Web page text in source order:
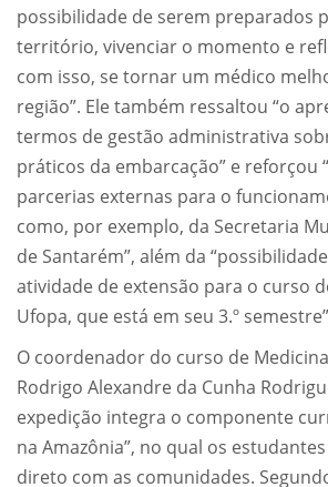
possibilidade de serem preparados
território, vivenciar o momento e
com isso, se tornar um médico
região”. Ele também ressaltou “o
termos de gestão administrativa
práticos da embarcação” e reforçou
parcerias externas para o
como, por exemplo, da Secretaria
de Santarém”, além da
atividade de extensão para o curso
Ufopa, que está em seu 3.º
O coordenador do curso de
Rodrigo Alexandre da Cunha
expedição integra o componente
na Amazônia”, no qual os
direto com as comunidades.